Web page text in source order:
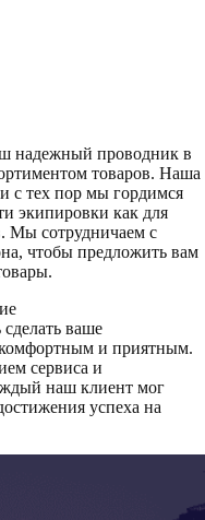
надежный проводник в
товаров. Наша
с тех пор мы гордимся
экипировки как для
Мы сотрудничаем с
чтобы предложить вам
ваше
и приятным.
сервиса и
наш клиент мог
успеха на